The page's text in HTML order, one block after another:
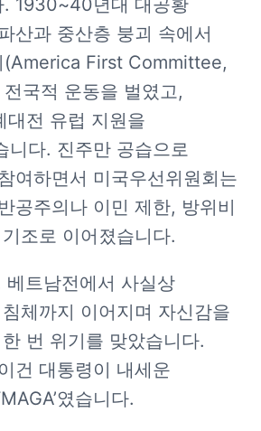
. 1930~40년대 대공황
산과 중산층 붕괴 속에서
(America First Committee,
국적 운동을 벌였고,
대전 유럽 지원을
니다. 진주만 공습으로
여하면서 미국우선위원회는
공주의나 이민 제한, 방위비
조로 이어졌습니다.
베트남전에서 사실상
체까지 이어지며 자신감을
번 위기를 맞았습니다.
건 대통령이 내세운
였습니다.